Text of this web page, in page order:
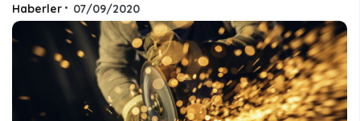
Haberler • 07/09/2020